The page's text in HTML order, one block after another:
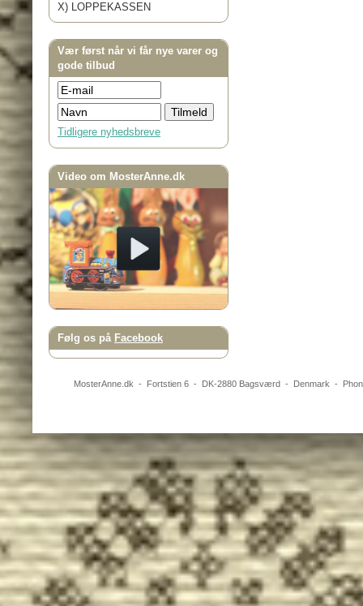
X) LOPPEKASSEN
Vær først når vi får nye varer og
gode tilbud
Tidligere nyhedsbreve
Video om MosterAnne.dk
Følg os på Facebook
MosterAnne.dk - Fortstien 6- DK-2880 Bagsværd- Denmark -